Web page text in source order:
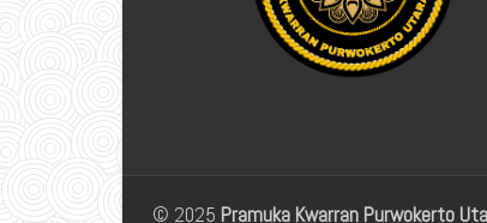
© 2025 Pramuka Kwarran Purwokerto